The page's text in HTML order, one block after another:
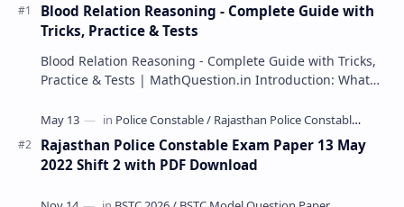
Blood Relation Reasoning - Complete Guide with
Tricks, Practice & Tests
Blood Relation Reasoning - Complete Guide with Tricks,
Practice & Tests | MathQuestion.in Introduction: What…
Rajasthan Police Constable Exam Paper 13 May
2022 Shift 2 with PDF Download